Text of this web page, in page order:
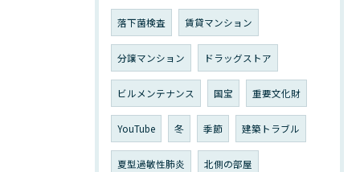
落下菌検査 賃貸マンション
分譲マンション ドラッグストア
ビルメンテナンス 国宝 重要文化財
YouTube 冬 季節 建築トラブル
夏型過敏性肺炎 北側の部屋